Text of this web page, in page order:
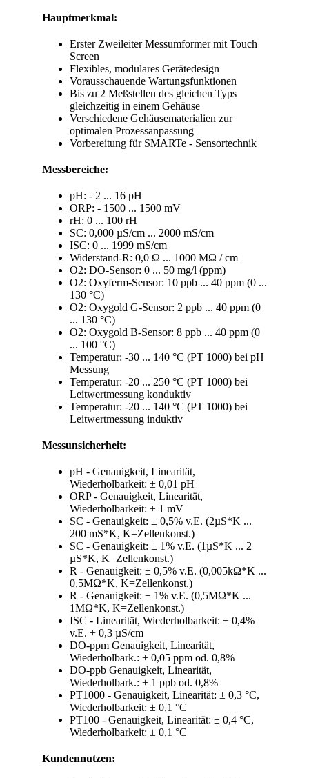
Hauptmerkmal:
Erster Zweileiter Messumformer mit Touch
Screen
Flexibles, modulares Gerätedesign
Vorausschauende Wartungsfunktionen
Bis zu 2 Meßstellen des gleichen Typs
gleichzeitig in einem Gehäuse
Verschiedene Gehäusematerialien zur
optimalen Prozessanpassung
Vorbereitung für SMARTe - Sensortechnik
Messbereiche:
pH: - 2 ... 16 pH
ORP: - 1500 ... 1500 mV
rH: 0 ... 100 rH
SC: 0,000 µS/cm ... 2000 mS/cm
ISC: 0 ... 1999 mS/cm
Widerstand-R: 0,0 Ω ... 1000 MΩ / cm
O2: DO-Sensor: 0 ... 50 mg/l (ppm)
O2: Oxyferm-Sensor: 10 ppb ... 40 ppm (0 ...
130 °C)
O2: Oxygold G-Sensor: 2 ppb ... 40 ppm (0
... 130 °C)
O2: Oxygold B-Sensor: 8 ppb ... 40 ppm (0
... 100 °C)
Temperatur: -30 ... 140 °C (PT 1000) bei pH
Messung
Temperatur: -20 ... 250 °C (PT 1000) bei
Leitwertmessung konduktiv
Temperatur: -20 ... 140 °C (PT 1000) bei
Leitwertmessung induktiv
Messunsicherheit:
pH - Genauigkeit, Linearität,
Wiederholbarkeit: ± 0,01 pH
ORP - Genauigkeit, Linearität,
Wiederholbarkeit: ± 1 mV
SC - Genauigkeit: ± 0,5% v.E. (2µS*K ...
200 mS*K, K=Zellenkonst.)
SC - Genauigkeit: ± 1% v.E. (1µS*K ... 2
µS*K, K=Zellenkonst.)
R - Genauigkeit: ± 0,5% v.E. (0,005kΩ*K ...
0,5MΩ*K, K=Zellenkonst.)
R - Genauigkeit: ± 1% v.E. (0,5MΩ*K ...
1MΩ*K, K=Zellenkonst.)
ISC - Linearität, Wiederholbarkeit: ± 0,4%
v.E. + 0,3 µS/cm
DO-ppm Genauigkeit, Linearität,
Wiederholbark.: ± 0,05 ppm od. 0,8%
DO-ppb Genauigkeit, Linearität,
Wiederholbark.: ± 1 ppb od. 0,8%
PT1000 - Genauigkeit, Linearität: ± 0,3 °C,
Wiederholbarkeit: ± 0,1 °C
PT100 - Genauigkeit, Linearität: ± 0,4 °C,
Wiederholbarkeit: ± 0,1 °C
Kundennutzen: